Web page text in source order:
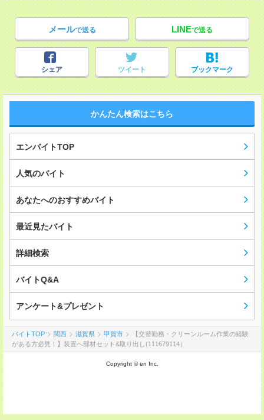
メールで送る LINEで送る
シェア ツイート ブックマーク
かんたん検索はこちら
エンバイトTOP
人気のバイト
あなたへのおすすめバイト
最近見たバイト
詳細検索
バイトQ&A
アンケート&プレゼント
バイトTOP 関西 滋賀県 甲賀市
【交替勤務・クリーンルーム作業の経験
がある方必見！】装置へ部材セット&取り出し(111679114）
Copyright © en Inc.